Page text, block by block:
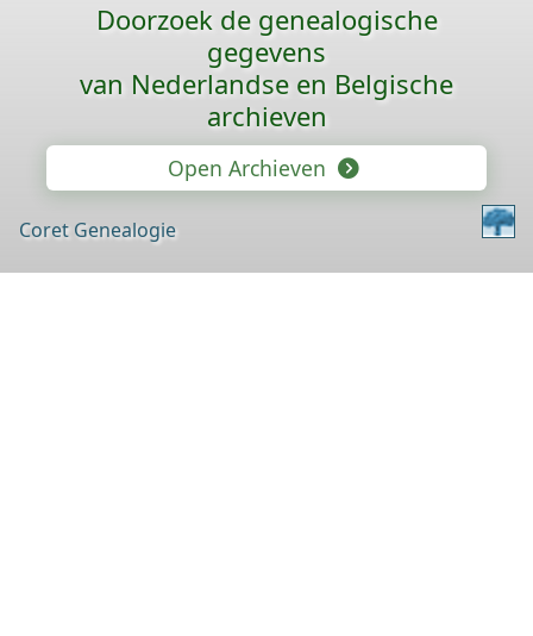
Doorzoek de genealogische
gegevens
van Nederlandse en Belgische
archieven
Open Archieven
Coret Genealogie